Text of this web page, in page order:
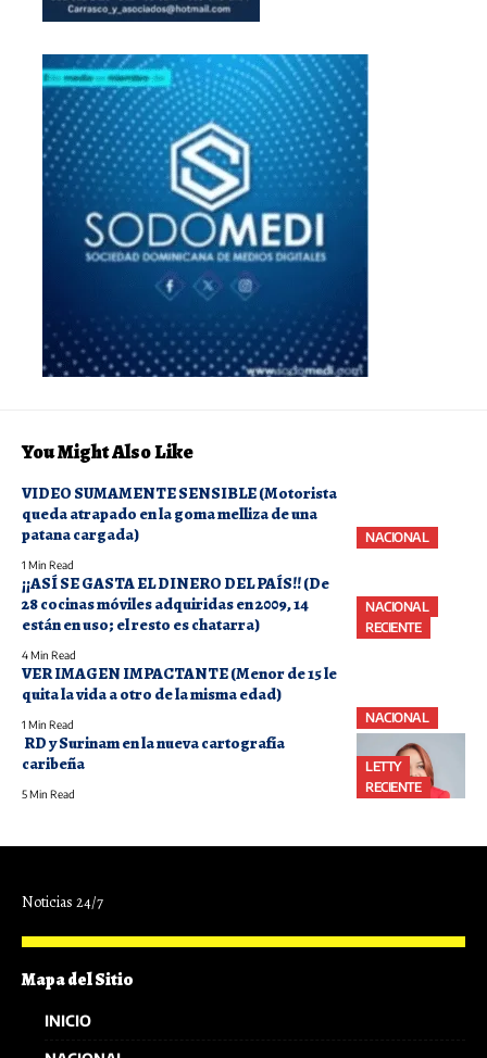
You Might Also Like
NACIONAL
VIDEO SUMAMENTE SENSIBLE (Motorista
queda atrapado en la goma melliza de una
patana cargada)
1 Min Read
NACIONAL
RECIENTE
¡¡ASÍ SE GASTA EL DINERO DEL PAÍS!! (De
28 cocinas móviles adquiridas en 2009, 14
están en uso; el resto es chatarra)
4 Min Read
NACIONAL
VER IMAGEN IMPACTANTE (Menor de 15 le
quita la vida a otro de la misma edad)
1 Min Read
LETTY
RECIENTE
RD y Surinam en la nueva cartografía
caribeña
5 Min Read
Noticias 24/7
Mapa del Sitio
INICIO